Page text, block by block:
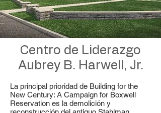
Centro de Liderazgo
Aubrey B. Harwell, Jr.
La principal prioridad de Building for the
New Century: A Campaign for Boxwell
Reservation es la demolición y